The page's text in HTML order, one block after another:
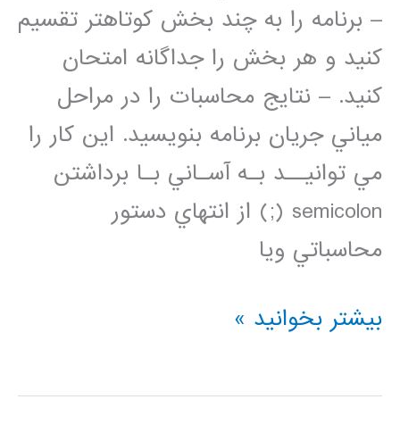
– برنامه را به چند بخش كوتاهتر تقسيم
كنيد و هر بخش را جداگانه امتحان
كنيد. – نتايج محاسبات را در مراحل
مياني جريان برنامه بنويسيد. اين كار را
مي توانيــد بـه آسـاني بـا برداشتن
semicolon (;) از انتهاي دستور
محاسباتي ويا
خطايابي
ها
بیشتر بخوانید »